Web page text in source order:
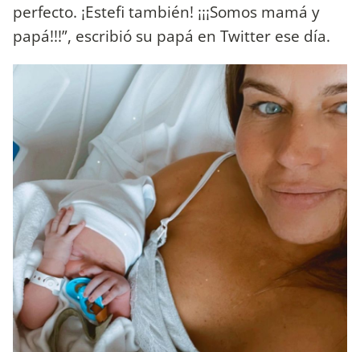
perfecto. ¡Estefi también! ¡¡¡Somos mamá y
papá!!!”, escribió su papá en Twitter ese día.